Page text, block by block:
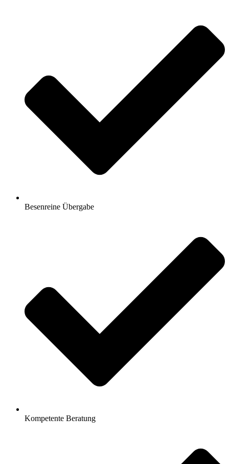
Besenreine Übergabe
Kompetente Beratung